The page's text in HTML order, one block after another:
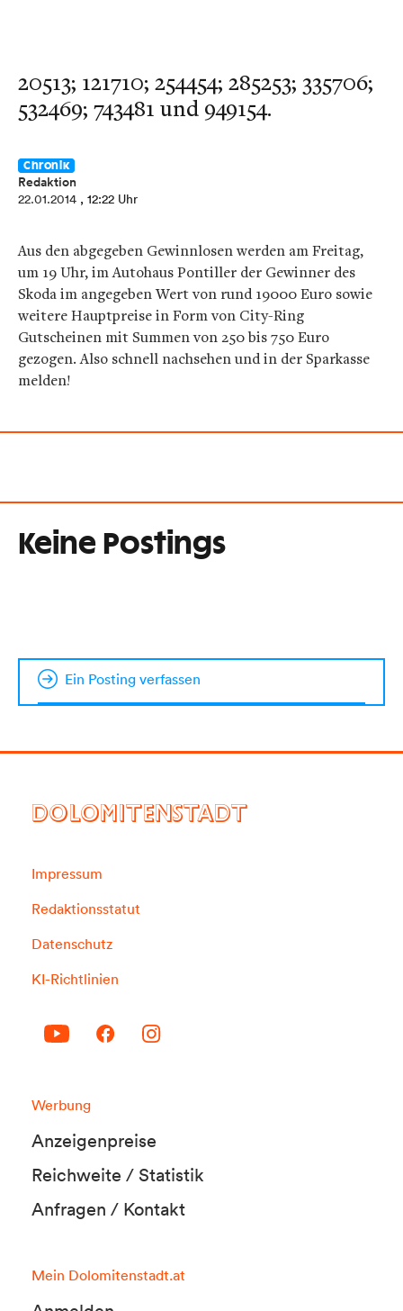
20513; 121710; 254454; 285253; 335706;
532469; 743481 und 949154.
Chronik
Redaktion
22.01.2014 , 12:22 Uhr
Aus den abgegeben Gewinnlosen werden am Freitag,
um 19 Uhr, im Autohaus Pontiller der Gewinner des
Skoda im angegeben Wert von rund 19000 Euro sowie
weitere Hauptpreise in Form von City-Ring
Gutscheinen mit Summen von 250 bis 750 Euro
gezogen. Also schnell nachsehen und in der Sparkasse
melden!
Keine Postings
Ein Posting verfassen
DOLOMITENSTADT
Impressum
Redaktionsstatut
Datenschutz
KI-Richtlinien
Werbung
Anzeigenpreise
Reichweite / Statistik
Anfragen / Kontakt
Mein Dolomitenstadt.at